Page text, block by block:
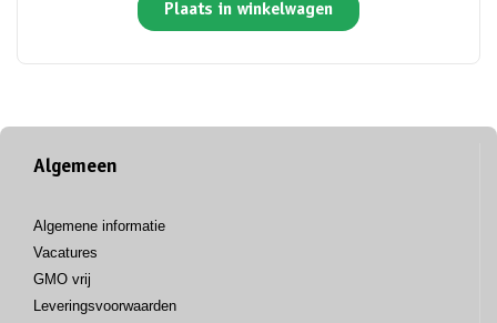
Plaats in winkelwagen
Algemeen
Algemene informatie
Vacatures
GMO vrij
Leveringsvoorwaarden